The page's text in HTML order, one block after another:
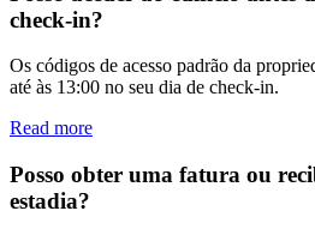
check-in?
Os códigos de acesso padrão da
até às 13:00 no seu dia de check-in.
Read more
Posso obter uma fatura ou
estadia?